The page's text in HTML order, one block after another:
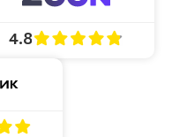
4.8